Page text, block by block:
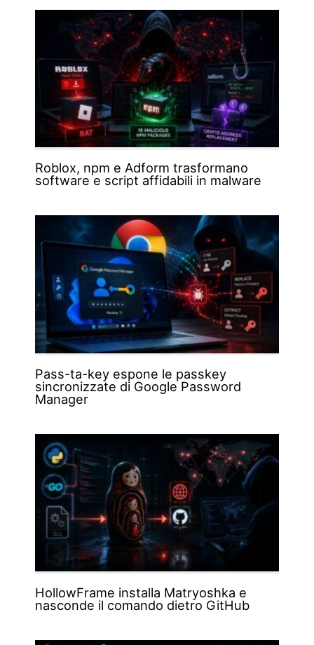
Roblox, npm e Adform trasformano
software e script affidabili in malware
Pass-ta-key espone le passkey
sincronizzate di Google Password
Manager
HollowFrame installa Matryoshka e
nasconde il comando dietro GitHub